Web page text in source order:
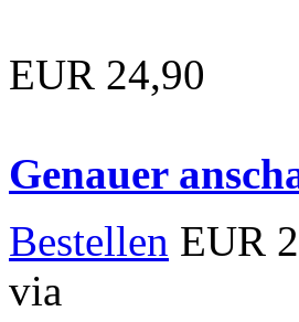
EUR 24,90
Genauer
Bestellen EUR
via